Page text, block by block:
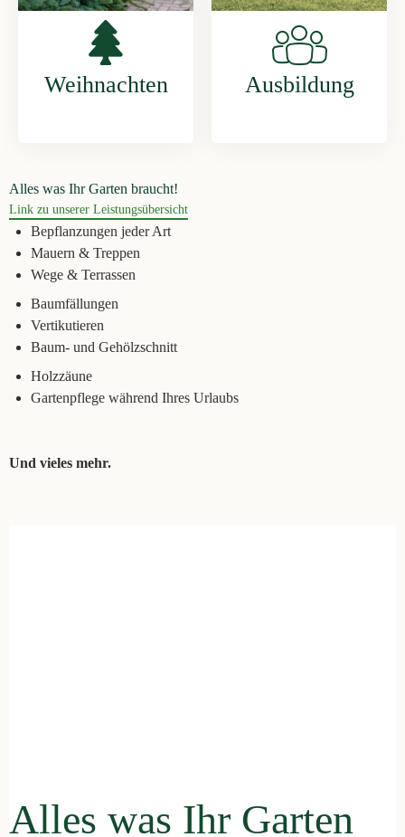
Weihnachten Ausbildung
Alles was Ihr Garten braucht!
Link zu unserer Leistungsübersicht
Bepflanzungen jeder Art
Mauern & Treppen
Wege & Terrassen
Baumfällungen
Vertikutieren
Baum- und Gehölzschnitt
Holzzäune
Gartenpflege während Ihres Urlaubs
Und vieles mehr.
Alles was Ihr Garten